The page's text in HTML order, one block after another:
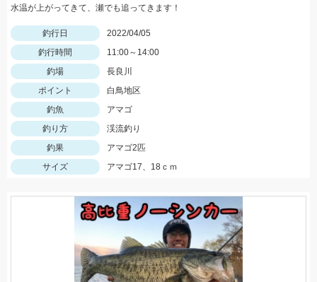
水温が上がってきて、瀬でも追ってきます！
釣行日
2022/04/05
釣行時間
11:00～14:00
釣場
長良川
ポイント
白鳥地区
釣魚
アマゴ
釣り方
渓流釣り
釣果
アマゴ2匹
サイズ
アマゴ17、18ｃｍ